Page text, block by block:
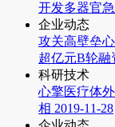
开发多器官
企业动态
攻关高壁垒
超亿元B轮融
科研技术
心擎医疗体
相 2019-11-28